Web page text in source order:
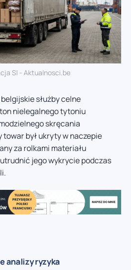
SI - Aktualnosci.be
służby celne
nielegalnego tytoniu
skręcania
był ukryty w naczepie
za rolkami materiału
jego wykrycie podczas
analizy ryzyka